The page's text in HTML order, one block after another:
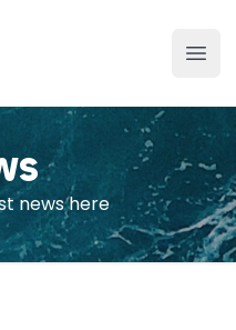
news here